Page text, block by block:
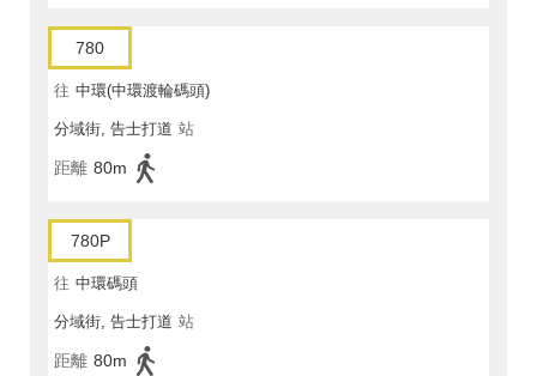
780
往 中環(中環渡輪碼頭)
分域街, 告士打道 站
距離 80m
780P
往 中環碼頭
分域街, 告士打道 站
距離 80m